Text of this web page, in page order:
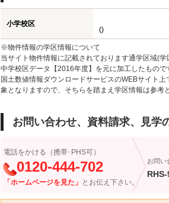
小学校区
()
※物件情報の学区情報について
当サイト物件情報に記載されております通学区域(
中学校区データ【2016年度】を元に加工したもの
国土数値情報ダウンロードサービスのWEBサイト
象となりますので、そちらを踏まえ学区情報は参考
お問い合わせ、資料請求、見学
電話をかける（携帯･PHS可）
0120-444-702
「ホームページを見た」 とお伝え下さい。
お問い